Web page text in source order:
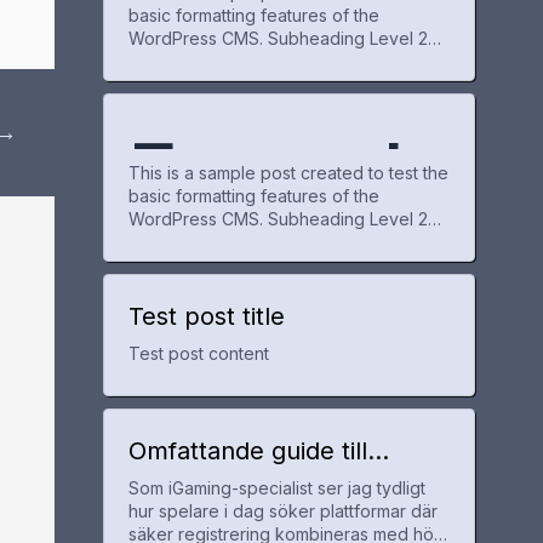
→
WordPr
ess
e Post
for
WordPr
ess
basic formatting features of the
WordPress CMS. Subheading Level 2
combine both styles. Bullet list item #1
two Step three This content is only for
demonstration purposes. Feel free to
Exampl
e Post
for
WordPr
This is a sample post created to test the
basic formatting features of the
WordPress CMS. Subheading Level 2
combine both styles. Bullet list item #1
official WordPress site Step one Step
two Step three This content is only for
demonstration purposes. Feel free to
Test post title
Test post content
Omfattande guide till
utländska casinon med
snabb registrering och bra
erbjudanden
Som iGaming-specialist ser jag tydligt
hur spelare i dag söker plattformar där
säker registrering kombineras med hög